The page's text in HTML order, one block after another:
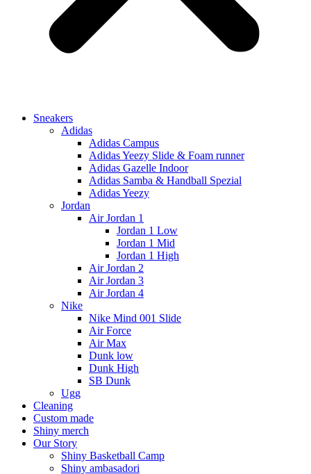
Sneakers
Adidas
Adidas Campus
Adidas Yeezy Slide & Foam runner
Adidas Gazelle Indoor
Adidas Samba & Handball Spezial
Adidas Yeezy
Jordan
Air Jordan 1
Jordan 1 Low
Jordan 1 Mid
Jordan 1 High
Air Jordan 2
Air Jordan 3
Air Jordan 4
Nike
Nike Mind 001 Slide
Air Force
Air Max
Dunk low
Dunk High
SB Dunk
Ugg
Cleaning
Custom made
Shiny merch
Our Story
Shiny Basketball Camp
Shiny ambasadori